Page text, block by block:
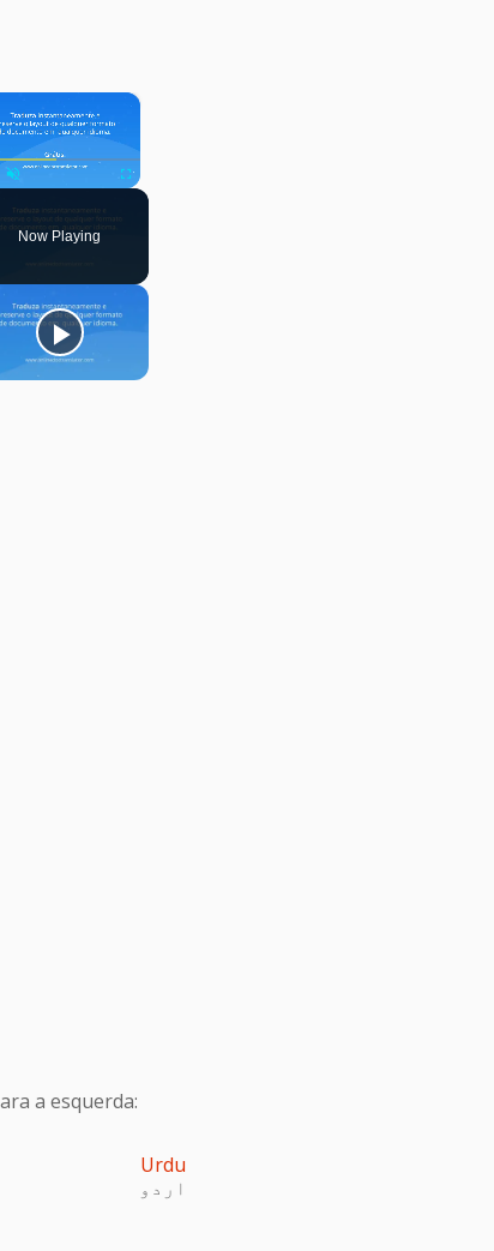
×
Fullscreen
Now Playing
a esquerda:
Urdu
اردو